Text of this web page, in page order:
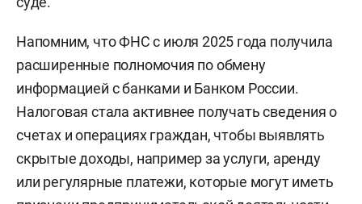
Напомним, что ФНС с июля 2025 года получила
расширенные полномочия по обмену
информацией с банками и Банком России.
Налоговая стала активнее получать сведения о
счетах и операциях граждан, чтобы выявлять
скрытые доходы, например за услуги, аренду
или регулярные платежи, которые могут иметь